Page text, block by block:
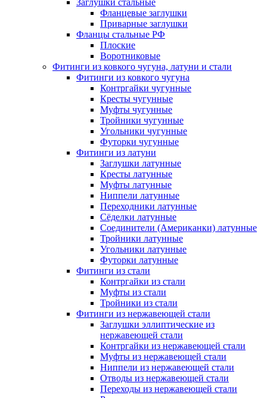
Заглушки стальные
Фланцевые заглушки
Приварные заглушки
Фланцы стальные РФ
Плоские
Воротниковые
Фитинги из ковкого чугуна, латуни и стали
Фитинги из ковкого чугуна
Контргайки чугунные
Кресты чугунные
Муфты чугунные
Тройники чугунные
Угольники чугунные
Футорки чугунные
Фитинги из латуни
Заглушки латунные
Кресты латунные
Муфты латунные
Ниппели латунные
Переходники латунные
Сёделки латунные
Соединители (Американки) латунные
Тройники латунные
Угольники латунные
Футорки латунные
Фитинги из стали
Контргайки из стали
Муфты из стали
Тройники из стали
Фитинги из нержавеющей стали
Заглушки эллиптические из
нержавеющей стали
Контргайки из нержавеющей стали
Муфты из нержавеющей стали
Ниппели из нержавеющей стали
Отводы из нержавеющей стали
Переходы из нержавеющей стали